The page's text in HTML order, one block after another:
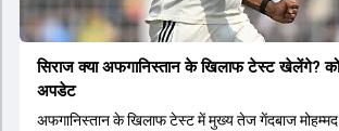
सिराज क्या अफगान‍िस्तान के ख‍िलाफ टेस्ट खेलेंगे?
अपडेट
अफगान‍िस्तान के ख‍िलाफ टेस्ट में मुख्य तेज गेंदबाज मोहम्मद